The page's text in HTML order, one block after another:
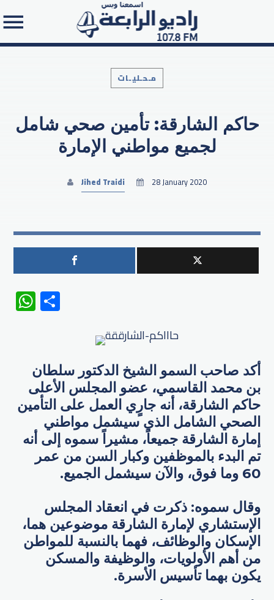
Search in the website:
مـحـليـات
حاكم الشارقة: تأمين صحي شامل
لجميع مواطني الإمارة
Jihed Traidi 28 January 2020
WhatsApp
أكد صاحب السمو الشيخ الدكتور سلطان
بن محمد القاسمي، عضو المجلس الأعلى
حاكم الشارقة، أنه جارٍي العمل على التأمين
الصحي الشامل الذي سيشمل مواطني
إمارة الشارقة جميعاً، مشيراً سموه إلى أنه
تم البدء بالموظفين وكبار السن من عمر
60 وما فوق، والآن سيشمل الجميع.
وقال سموه: ذكرت في انعقاد المجلس
الإستشاري لإمارة الشارقة موضوعين هما،
الإسكان والوظائف، فهما بالنسبة للمواطن
من أهم الأولويات، والوظيفة والمسكن
يكون بهما تأسيس الأسرة.